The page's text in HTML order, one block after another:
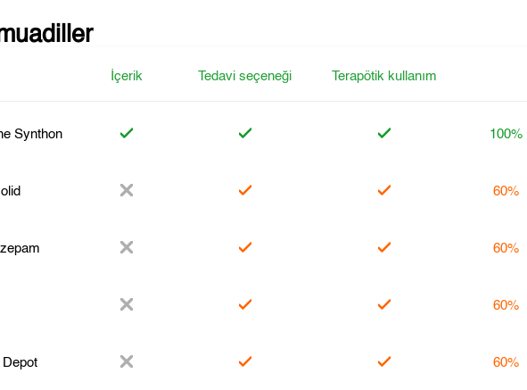
İçerik Tedavi seçeneği Terapötik kullanım
Synthon 100%
60%
60%
60%
Depot 60%